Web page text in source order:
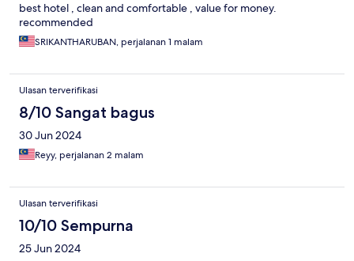
best hotel , clean and comfortable , value for money.
recommended
SRIKANTHARUBAN, perjalanan 1 malam
Ulasan terverifikasi
8/10 Sangat bagus
30 Jun 2024
Reyy, perjalanan 2 malam
Ulasan terverifikasi
10/10 Sempurna
25 Jun 2024